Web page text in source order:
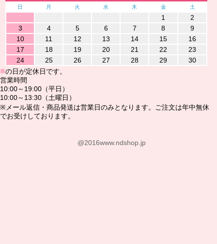
日 月 火 水 木 金 土
1
2
3
4 5 6 7 8
9
10
11 12 13 14 15
16
17
18 19 20 21 22
23
24
25 26 27 28 29 30
■の日が定休日です。
営業時間
10:00～19:00（平日）
10:00～13:30（土曜日）
※メール返信・商品発送は営業日のみとなります。ご注文は年中無休
でお受けしております。
@2016www.ndshop.jp